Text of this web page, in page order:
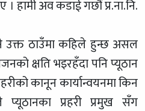
हामी अव कडाई गछौं प्र.ना.नि.
उक्त ठाउँमा कहिले हुन्छ असल
क्षति भइरहँदा पनि प्यूठान
कानून कार्यान्वयनमा किन
प्रहरी प्रमुख सँग